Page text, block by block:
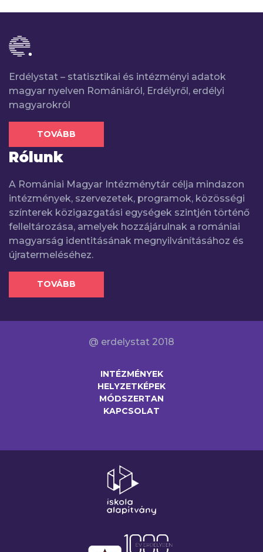
Erdélystat – statisztikai és intézményi adatok
magyar nyelven Romániáról, Erdélyről, erdélyi
magyarokról
TOVÁBB
Rólunk
A Romániai Magyar Intézménytár célja mindazon
intézmények, szervezetek, programok, közösségi
színterek közigazgatási egységek szintjén történő
felleltározása, amelyek hozzájárulnak a romániai
magyarság identitásának megnyilvánításához és
újratermeléséhez.
TOVÁBB
@ erdelystat 2018
INTÉZMÉNYEK
HELYZETKÉPEK
MÓDSZERTAN
KAPCSOLAT